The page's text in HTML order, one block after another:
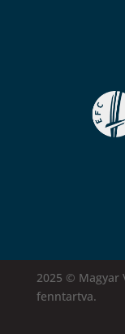
2025 © Magyar
fenntartva.